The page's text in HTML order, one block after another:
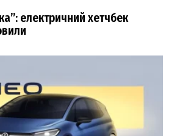
електричний хетчбек